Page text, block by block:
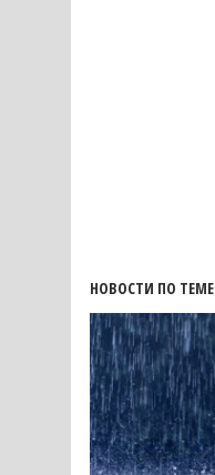
НОВОСТИ ПО ТЕМЕ